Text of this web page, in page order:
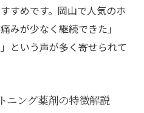
すめです。岡山で人気のホ
みが少なく継続できた」
という声が多く寄せられて
ニング薬剤の特徴解説